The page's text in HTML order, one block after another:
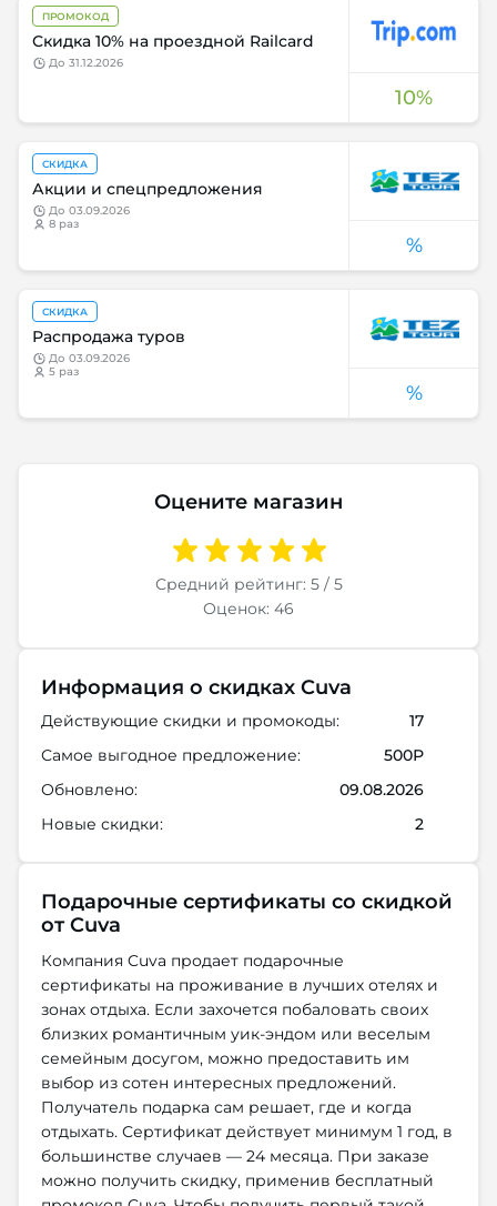
10%
ПРОМОКОД
Скидка 10% на проездной Railcard
до 31.12.2026
%
СКИДКА
Акции и спецпредложения
до 03.09.2026
8 раз
%
СКИДКА
Распродажа туров
до 03.09.2026
5 раз
Оцените магазин
Средний рейтинг: 5 / 5
Оценок: 46
Информация о скидках Cuva
Действующие скидки и промокоды:
17
Самое выгодное предложение:
500Р
Обновлено:
09.08.2026
Новые скидки:
2
Подарочные сертификаты со скидкой
от Cuva
Компания Cuva продает подарочные
сертификаты на проживание в лучших отелях и
зонах отдыха. Если захочется побаловать своих
близких романтичным уик-эндом или веселым
семейным досугом, можно предоставить им
выбор из сотен интересных предложений.
Получатель подарка сам решает, где и когда
отдыхать. Сертификат действует минимум 1 год, в
большинстве случаев — 24 месяца. При заказе
можно получить скидку, применив бесплатный